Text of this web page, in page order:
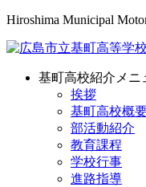
Hiroshima Municipal
基町高校紹介メニ
挨拶
基町高校概
部活動紹介
教育課程
学校行事
進路指導